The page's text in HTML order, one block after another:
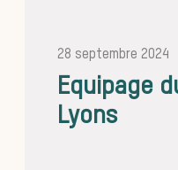
Equipage
Lyons
28 septembre 2024